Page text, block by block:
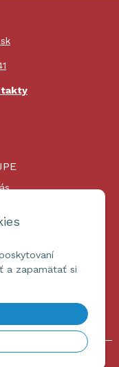
a zapamätať si
UNIobchod,webhosting